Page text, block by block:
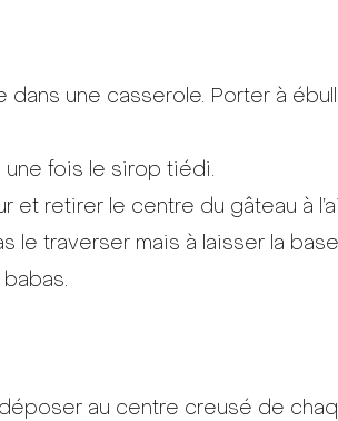
dans une casserole. Porter à
fois le sirop tiédi.
et retirer le centre du gâteau à
le traverser mais à laisser la
au centre creusé de